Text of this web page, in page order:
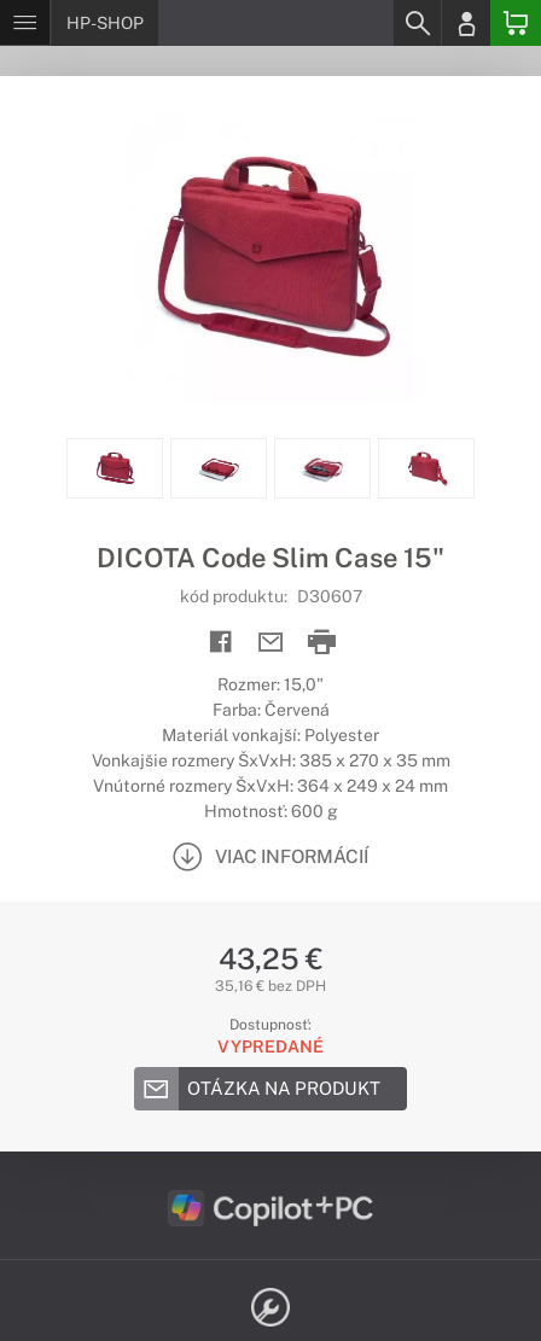
HP-SHOP
DICOTA Code Slim Case 15"
kód produktu: D30607
Rozmer: 15,0"
Farba: Červená
Materiál vonkajší: Polyester
Vonkajšie rozmery ŠxVxH: 385 x 270 x 35 mm
Vnútorné rozmery ŠxVxH: 364 x 249 x 24 mm
Hmotnosť: 600 g
VIAC INFORMÁCIÍ
43,25 €
35,16 € bez DPH
Dostupnosť:
VYPREDANÉ
OTÁZKA NA PRODUKT